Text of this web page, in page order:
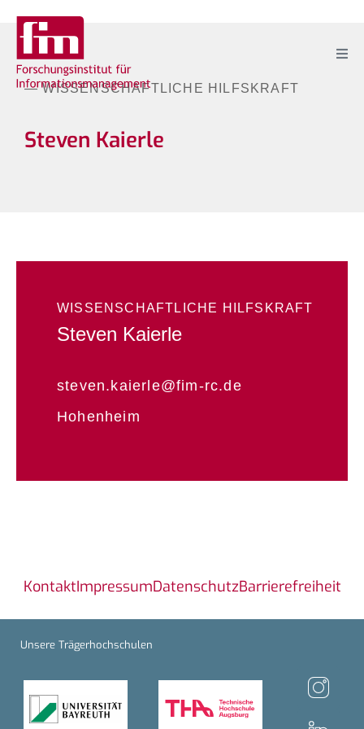
— WISSENSCHAFTLICHE HILFSKRAFT
Steven Kaierle
WISSENSCHAFTLICHE HILFSKRAFT
Steven Kaierle
steven.kaierle@fim-rc.de
Hohenheim
Unsere Trägerhochschulen
KontaktImpressumDatenschutzBarrierefreiheit